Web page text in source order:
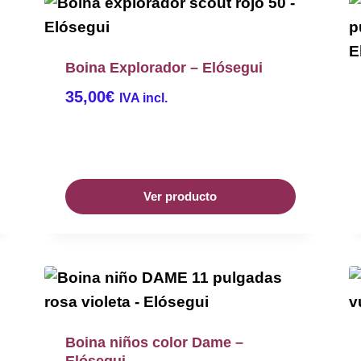
Boina Explorador – Elósegui
35,00€ IVA incl.
Ver producto
Boina niños color Dame –